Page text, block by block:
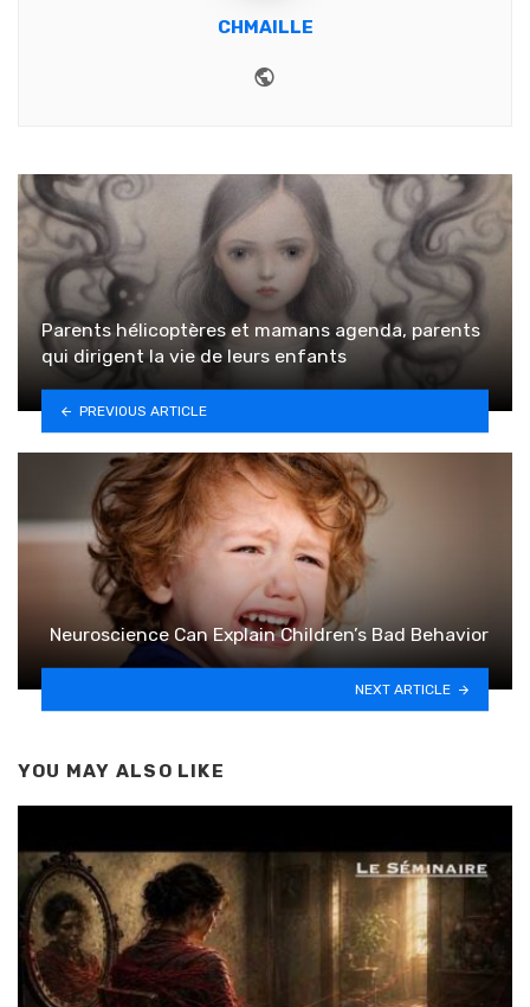
CHMAILLE
Parents hélicoptères et mamans agenda, parents
qui dirigent la vie de leurs enfants
PREVIOUS ARTICLE
Neuroscience Can Explain Children’s Bad Behavior
NEXT ARTICLE
YOU MAY ALSO LIKE